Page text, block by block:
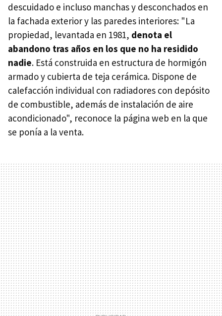
descuidado e incluso manchas y desconchados en
la fachada exterior y las paredes interiores: "La
propiedad, levantada en 1981, denota el
abandono tras años en los que no ha residido
nadie. Está construida en estructura de hormigón
armado y cubierta de teja cerámica. Dispone de
calefacción individual con radiadores con depósito
de combustible, además de instalación de aire
acondicionado", reconoce la página web en la que
se ponía a la venta.